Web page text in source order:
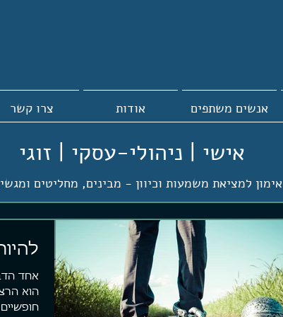
אנשים משתפים אודות צרו קשר
אישי | ניהולי-עסקי | זוגי
אימון למציאת משמעות וכיוון - מבינים, מחליטים
אחד
הוא